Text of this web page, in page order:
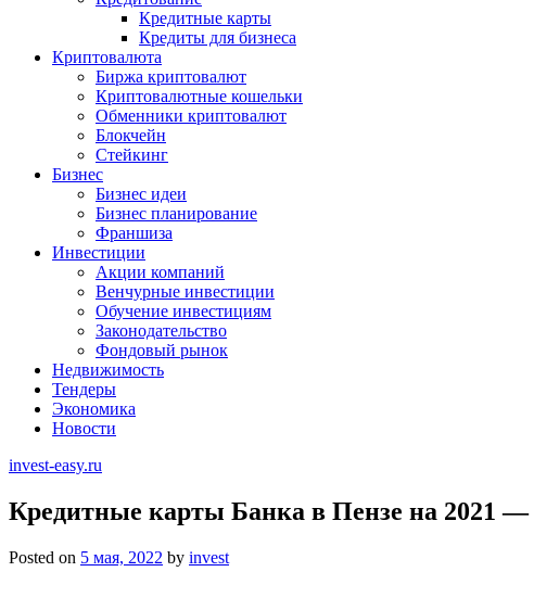
Кредитные карты
Кредиты для бизнеса
Криптовалюта
Биржа криптовалют
Криптовалютные кошельки
Обменники криптовалют
Блокчейн
Стейкинг
Бизнес
Бизнес идеи
Бизнес планирование
Франшиза
Инвестиции
Акции компаний
Венчурные инвестиции
Обучение инвестициям
Законодательство
Фондовый рынок
Недвижимость
Тендеры
Экономика
Новости
invest-easy.ru
Кредитные карты Банка в Пензе на 2021 —
Posted on 5 мая, 2022 by invest